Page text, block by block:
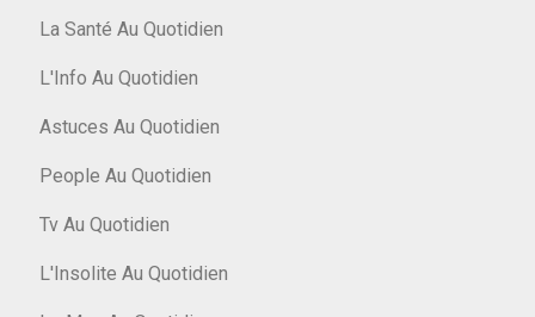
La Santé Au Quotidien
L'Info Au Quotidien
Astuces Au Quotidien
People Au Quotidien
Tv Au Quotidien
L'Insolite Au Quotidien